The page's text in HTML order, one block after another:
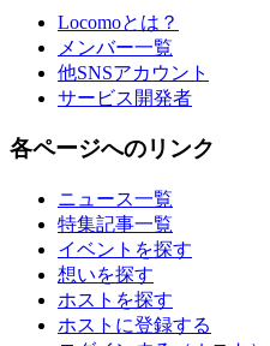
Locomoとは？
メンバー一覧
他SNSアカウント
サービス開発者
各ページへのリンク
ニュース一覧
特集記事一覧
イベントを探す
想いを探す
ホストを探す
ホストに登録する